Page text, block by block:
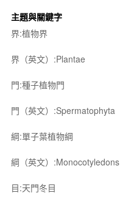
主題與關鍵字
界:植物界
界（英文）:Plantae
門:種子植物門
門（英文）:Spermatophyta
綱:單子葉植物綱
綱（英文）:Monocotyledons
目:天門冬目